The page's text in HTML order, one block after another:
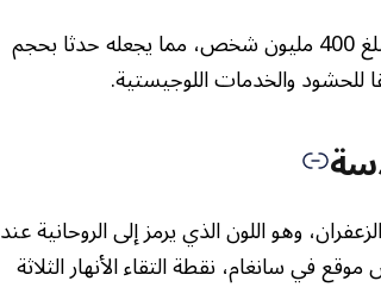
وتشير تقديرات المنظمين إلى أن عدد المحتفلين قد يبلغ 400 مليون شخص، مما يجعله حدثا بحجم
والخدمات اللوجيستية.
وهو اللون الذي يرمز إلى الروحانية عند
في سانغام، نقطة التقاء الأنهار الثلاثة